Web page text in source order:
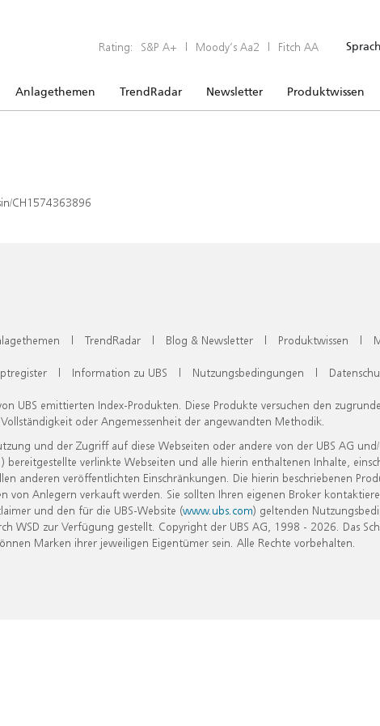
Rating: S&P A+ | Moody’s Aa2 | Fitch AA
Anlagethemen TrendRadar Newsletter Produktwissen
CH1574363896
| TrendRadar | Blog & Newsletter | Produktwissen |
| Information zu UBS | Nutzungsbedingungen |
UBS emittierten Index-Produkten. Diese Produkte versuchen den
oder Angemessenheit der angewandten Methodik.
und der Zugriff auf diese Webseiten oder andere von der UBS AG
verlinkte Webseiten und alle hierin enthaltenen Inhalte,
anderen veröffentlichten Einschränkungen. Die hierin beschriebenen
Anlegern verkauft werden. Sie sollten Ihren eigenen Broker
und den für die UBS-Website (www.ubs.com) geltenden
zur Verfügung gestellt. Copyright der UBS AG, 1998 - 2026. Das
Marken ihrer jeweiligen Eigentümer sein. Alle Rechte vorbehalten.